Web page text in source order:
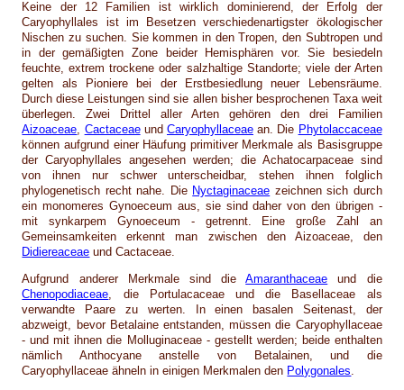
Keine der 12 Familien ist wirklich dominierend, der Erfolg der
Caryophyllales ist im Besetzen verschiedenartigster ökologischer
Nischen zu suchen. Sie kommen in den Tropen, den Subtropen und
in der gemäßigten Zone beider Hemisphären vor. Sie besiedeln
feuchte, extrem trockene oder salzhaltige Standorte; viele der Arten
gelten als Pioniere bei der Erstbesiedlung neuer Lebensräume.
Durch diese Leistungen sind sie allen bisher besprochenen Taxa weit
überlegen. Zwei Drittel aller Arten gehören den drei Familien
Aizoaceae Cactaceaeund Caryophyllaceae an. Die Phytolaccaceae
können aufgrund einer Häufung primitiver Merkmale als Basisgruppe
der Caryophyllales angesehen werden; die Achatocarpaceae sind
von ihnen nur schwer unterscheidbar, stehen ihnen folglich
phylogenetisch recht nahe. Die Nyctaginaceae zeichnen sich durch
ein monomeres Gynoeceum aus, sie sind daher von den übrigen -
mit synkarpem Gynoeceum - getrennt. Eine große Zahl an
Gemeinsamkeiten erkennt man zwischen den Aizoaceae, den
Didiereaceae und Cactaceae.
Aufgrund anderer Merkmale sind dieAmaranthaceae und die
Chenopodiaceae, die Portulacaceae und die Basellaceae als
verwandte Paare zu werten. In einen basalen Seitenast, der
abzweigt, bevor Betalaine entstanden, müssen die Caryophyllaceae
- und mit ihnen die Molluginaceae - gestellt werden; beide enthalten
nämlich Anthocyane anstelle von Betalainen, und die
Caryophyllaceae ähneln in einigen Merkmalen den Polygonales.